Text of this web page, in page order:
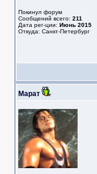
Покинул форум
Сообщений всего: 211
Дата рег-ции: Июнь 2015
Откуда: Санкт-Петербург
Марат